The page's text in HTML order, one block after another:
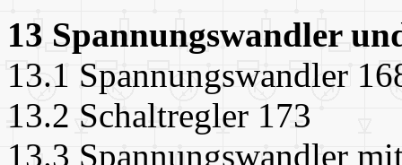
13 Spannungswandler
13.1 Spannungswandler
13.2 Schaltregler 173
13.3 Spannungswandler